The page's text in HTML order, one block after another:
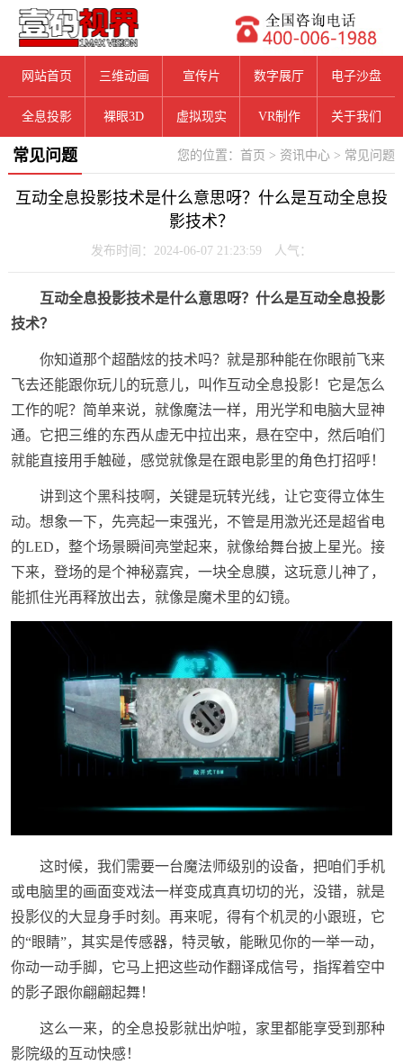
网站首页 三维动画 宣传片 数字展厅 电子沙盘
全息投影 裸眼3D 虚拟现实 VR制作 关于我们
您的位置： 首页 > 资讯中心 > 常见问题
常见问题
互动全息投影技术是什么意思呀？什么是互动全息投
影技术？
发布时间：2024-06-07 21:23:59 人气：
互动全息投影技术是什么意思呀？什么是互动全息投影
技术？
你知道那个超酷炫的技术吗？就是那种能在你眼前飞来
飞去还能跟你玩儿的玩意儿，叫作互动全息投影！它是怎么
工作的呢？简单来说，就像魔法一样，用光学和电脑大显神
通。它把三维的东西从虚无中拉出来，悬在空中，然后咱们
就能直接用手触碰，感觉就像是在跟电影里的角色打招呼！
讲到这个黑科技啊，关键是玩转光线，让它变得立体生
动。想象一下，先亮起一束强光，不管是用激光还是超省电
的LED，整个场景瞬间亮堂起来，就像给舞台披上星光。接
下来，登场的是个神秘嘉宾，一块全息膜，这玩意儿神了，
能抓住光再释放出去，就像是魔术里的幻镜。
这时候，我们需要一台魔法师级别的设备，把咱们手机
或电脑里的画面变戏法一样变成真真切切的光，没错，就是
投影仪的大显身手时刻。再来呢，得有个机灵的小跟班，它
的“眼睛”，其实是传感器，特灵敏，能瞅见你的一举一动，
你动一动手脚，它马上把这些动作翻译成信号，指挥着空中
的影子跟你翩翩起舞！
这么一来，的全息投影就出炉啦，家里都能享受到那种
影院级的互动快感！